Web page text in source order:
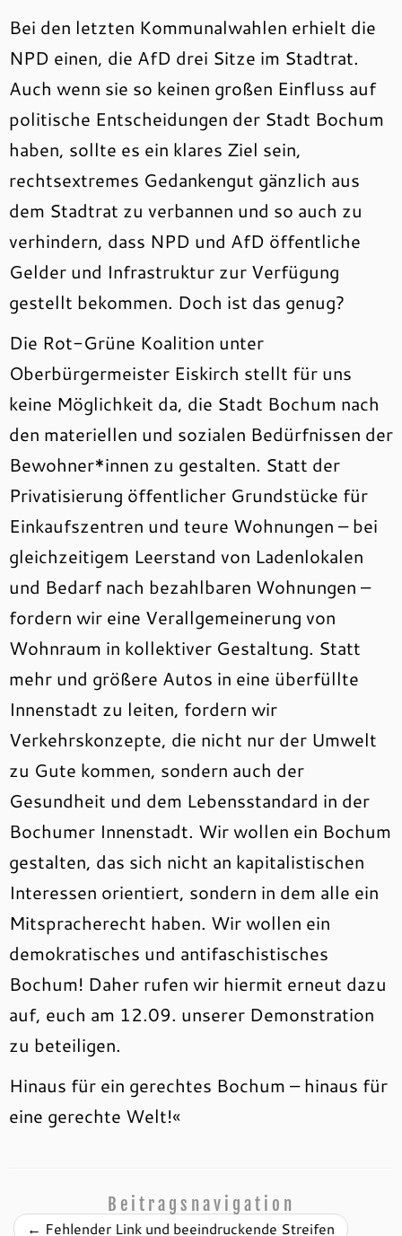
Bei den letzten Kommunalwahlen erhielt die
NPD einen, die AfD drei Sitze im Stadtrat.
Auch wenn sie so keinen großen Einfluss auf
politische Entscheidungen der Stadt Bochum
haben, sollte es ein klares Ziel sein,
rechtsextremes Gedankengut gänzlich aus
dem Stadtrat zu verbannen und so auch zu
verhindern, dass NPD und AfD öffentliche
Gelder und Infrastruktur zur Verfügung
gestellt bekommen. Doch ist das genug?
Die Rot-Grüne Koalition unter
Oberbürgermeister Eiskirch stellt für uns
keine Möglichkeit da, die Stadt Bochum nach
den materiellen und sozialen Bedürfnissen der
Bewohner*innen zu gestalten. Statt der
Privatisierung öffentlicher Grundstücke für
Einkaufszentren und teure Wohnungen – bei
gleichzeitigem Leerstand von Ladenlokalen
und Bedarf nach bezahlbaren Wohnungen –
fordern wir eine Verallgemeinerung von
Wohnraum in kollektiver Gestaltung. Statt
mehr und größere Autos in eine überfüllte
Innenstadt zu leiten, fordern wir
Verkehrskonzepte, die nicht nur der Umwelt
zu Gute kommen, sondern auch der
Gesundheit und dem Lebensstandard in der
Bochumer Innenstadt. Wir wollen ein Bochum
gestalten, das sich nicht an kapitalistischen
Interessen orientiert, sondern in dem alle ein
Mitspracherecht haben. Wir wollen ein
demokratisches und antifaschistisches
Bochum! Daher rufen wir hiermit erneut dazu
auf, euch am 12.09. unserer Demonstration
zu beteiligen.
Hinaus für ein gerechtes Bochum – hinaus für
eine gerechte Welt!«
Beitragsnavigation
← Fehlender Link und beeindruckende Streifen